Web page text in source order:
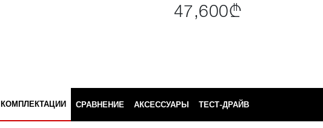
47,600₾
КОМПЛЕКТАЦИИ СРАВНЕНИЕ АКСЕССУАРЫ ТЕСТ-ДРАЙВ